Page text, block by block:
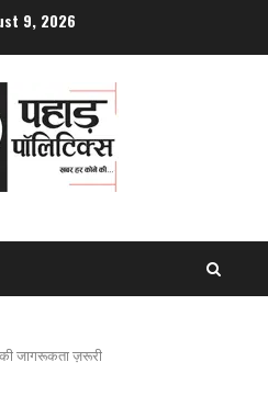
9, 2026
जागरूकता ज़रूरी